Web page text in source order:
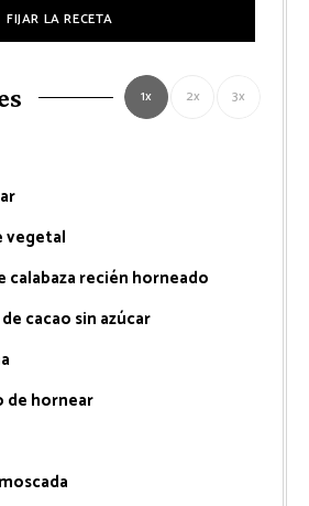
FIJAR LA RECETA
1x 2x 3x
vegetal
calabaza recién horneado
cacao sin azúcar
de hornear